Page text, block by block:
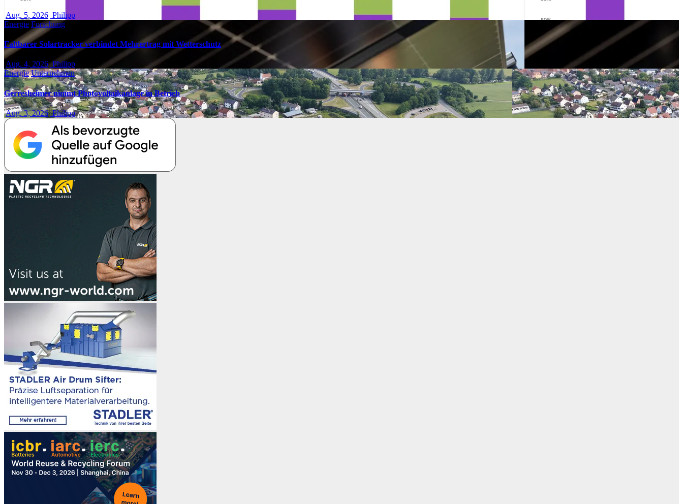
Aug. 5, 2026 Philipp
Energie Forschung
Faltbarer Solartracker verbindet Mehrertrag mit Wetterschutz
Aug. 4, 2026 Philipp
Energie Unternehmen
Gerresheimer nimmt Photovoltaikanlage in Betrieb
Aug. 3, 2026 Philipp